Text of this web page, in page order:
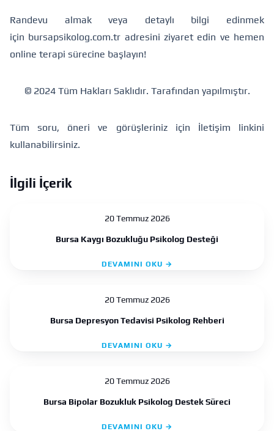
Randevu almak veya detaylı bilgi edinmek
için bursapsikolog.com.tr adresini ziyaret edin ve hemen
online terapi sürecine başlayın!
© 2024 Tüm Hakları Saklıdır. Tarafından yapılmıştır.
Tüm soru, öneri ve görüşleriniz için İletişim linkini
kullanabilirsiniz.
İlgili İçerik
20 Temmuz 2026
Bursa Kaygı Bozukluğu Psikolog Desteği
DEVAMINI OKU →
20 Temmuz 2026
Bursa Depresyon Tedavisi Psikolog Rehberi
DEVAMINI OKU →
20 Temmuz 2026
Bursa Bipolar Bozukluk Psikolog Destek Süreci
DEVAMINI OKU →